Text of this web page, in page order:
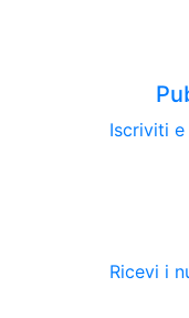
Iscriviti
Ricevi i